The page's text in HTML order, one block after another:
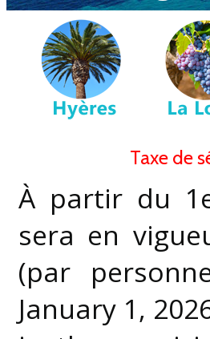
Taxe de
À partir du
sera en
(par
January 1,